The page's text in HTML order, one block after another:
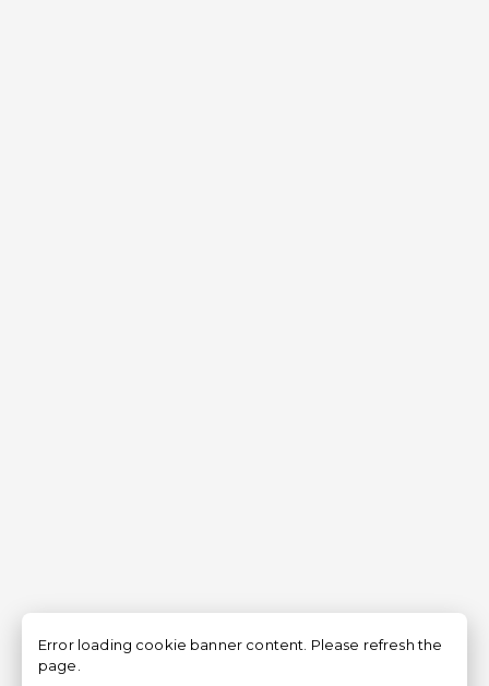
Error loading cookie banner content. Please refresh the
page.